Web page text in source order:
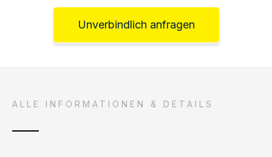
Unverbindlich anfragen
ALLE INFORMATIONEN & DETAILS